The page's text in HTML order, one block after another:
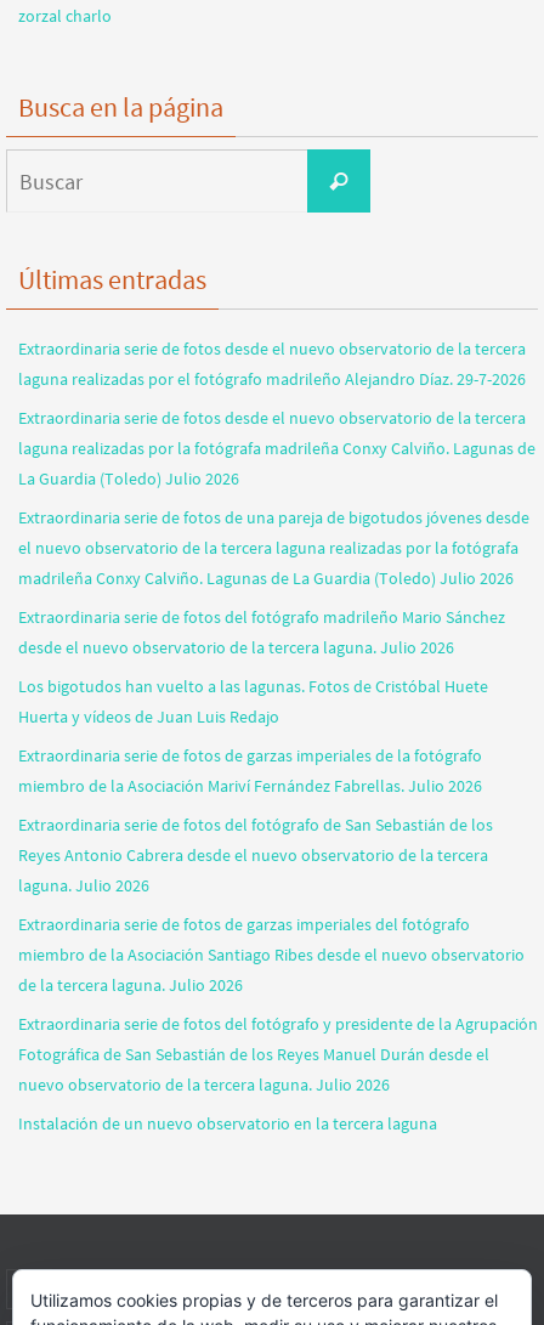
zorzal charlo
Busca en la página
Buscar
Últimas entradas
Extraordinaria serie de fotos desde el nuevo observatorio de la tercera
laguna realizadas por el fotógrafo madrileño Alejandro Díaz. 29-7-2026
Extraordinaria serie de fotos desde el nuevo observatorio de la tercera
laguna realizadas por la fotógrafa madrileña Conxy Calviño. Lagunas de
La Guardia (Toledo) Julio 2026
Extraordinaria serie de fotos de una pareja de bigotudos jóvenes desde
el nuevo observatorio de la tercera laguna realizadas por la fotógrafa
madrileña Conxy Calviño. Lagunas de La Guardia (Toledo) Julio 2026
Extraordinaria serie de fotos del fotógrafo madrileño Mario Sánchez
desde el nuevo observatorio de la tercera laguna. Julio 2026
Los bigotudos han vuelto a las lagunas. Fotos de Cristóbal Huete
Huerta y vídeos de Juan Luis Redajo
Extraordinaria serie de fotos de garzas imperiales de la fotógrafo
miembro de la Asociación Mariví Fernández Fabrellas. Julio 2026
Extraordinaria serie de fotos del fotógrafo de San Sebastián de los
Reyes Antonio Cabrera desde el nuevo observatorio de la tercera
laguna. Julio 2026
Extraordinaria serie de fotos de garzas imperiales del fotógrafo
miembro de la Asociación Santiago Ribes desde el nuevo observatorio
de la tercera laguna. Julio 2026
Extraordinaria serie de fotos del fotógrafo y presidente de la Agrupación
Fotográfica de San Sebastián de los Reyes Manuel Durán desde el
nuevo observatorio de la tercera laguna. Julio 2026
Instalación de un nuevo observatorio en la tercera laguna
INICIO INFORMACIÓN ASOCIACION SUS HABITANTES
Utilizamos cookies propias y de terceros para garantizar el